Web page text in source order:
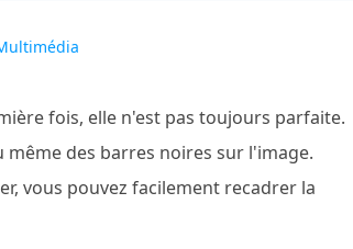
fois, elle n'est pas toujours parfaite.
des barres noires sur l'image.
vous pouvez facilement recadrer la